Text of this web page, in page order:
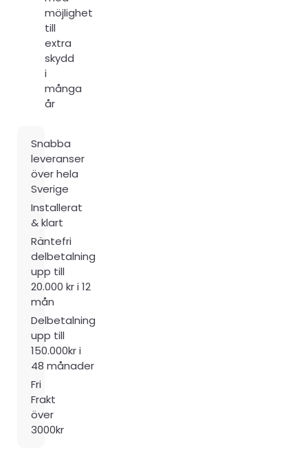
möjlighet
till
extra
skydd
i
många
år
Snabba
leveranser
över hela
Sverige
Installerat
& klart
Räntefri
delbetalning
upp till
20.000 kr i 12
mån
Delbetalning
upp till
150.000kr i
48 månader
Fri
Frakt
över
3000kr